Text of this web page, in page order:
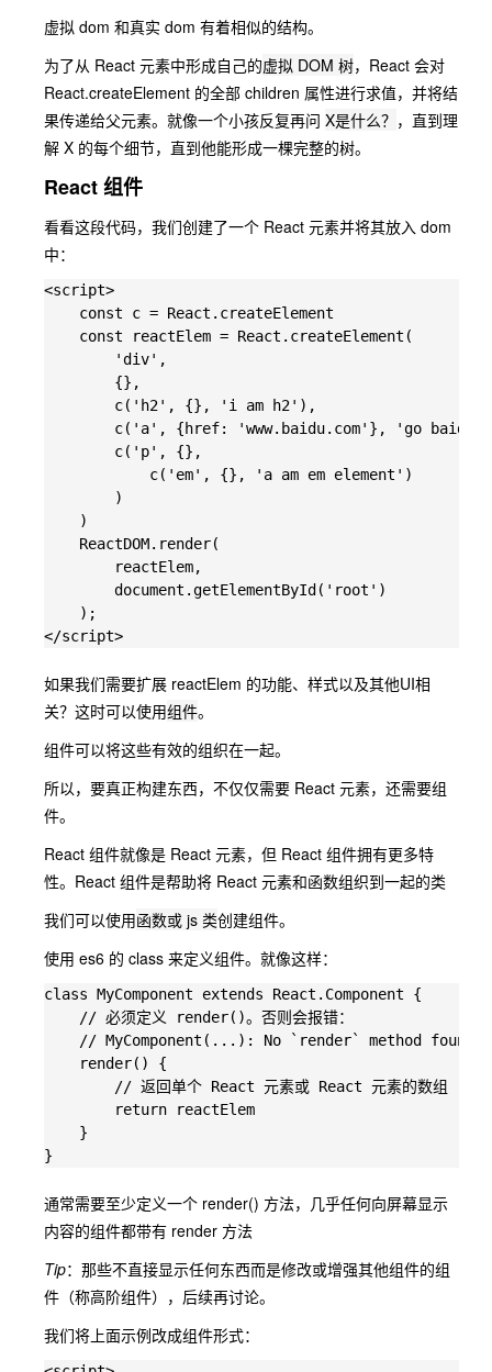
虚拟 dom 和真实 dom 有着相似的结构。
为了从 React 元素中形成自己的虚拟 DOM 树，React 会对
React.createElement 的全部 children 属性进行求值，并将结
果传递给父元素。就像一个小孩反复再问 X是什么？ ，直到理
解 X 的每个细节，直到他能形成一棵完整的树。
React 组件
看看这段代码，我们创建了一个 React 元素并将其放入 dom
中：
<script>
    const c = React.createElement
    const reactElem = React.createElement(
        'div',
        {},
        c('h2', {}, 'i am h2'),
c('a', {href: 'www.baidu.com'}, 'go
        c('p', {},
            c('em', {}, 'a am em element')
        )
    )
    ReactDOM.render(
        reactElem,
        document.getElementById('root')
    );
如果我们需要扩展 reactElem 的功能、样式以及其他UI相
关？这时可以使用组件。
组件可以将这些有效的组织在一起。
所以，要真正构建东西，不仅仅需要 React 元素，还需要组
件。
React 组件就像是 React 元素，但 React 组件拥有更多特
性。React 组件是帮助将 React 元素和函数组织到一起的类
我们可以使用函数或 js 类创建组件。
使用 es6 的 class 来定义组件。就像这样：
class MyComponent extends React.Component {
    // 必须定义 render()。否则会报错：
// MyComponent(...): No `render` method found
    render() {
        // 返回单个 React 元素或 React 元素的数组
        return reactElem
    }
通常需要至少定义一个 render() 方法，几乎任何向屏幕显示
内容的组件都带有 render 方法
Tip：那些不直接显示任何东西而是修改或增强其他组件的组
件（称高阶组件），后续再讨论。
我们将上面示例改成组件形式：